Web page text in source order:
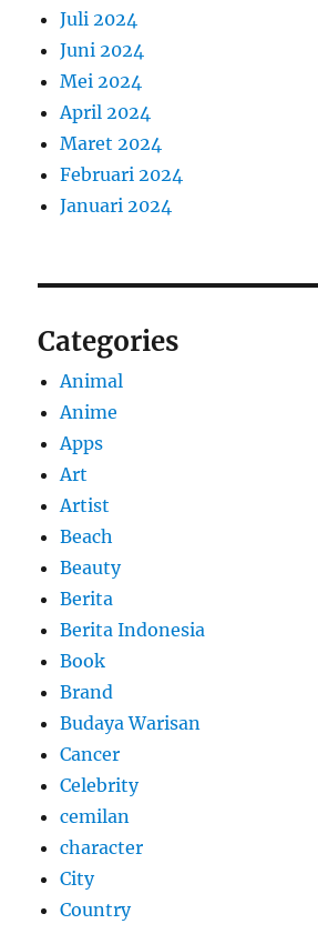
Juli 2024
Juni 2024
Mei 2024
April 2024
Maret 2024
Februari 2024
Januari 2024
Categories
Animal
Anime
Apps
Art
Artist
Beach
Beauty
Berita
Berita Indonesia
Book
Brand
Budaya Warisan
Cancer
Celebrity
cemilan
character
City
Country